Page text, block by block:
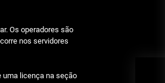
Os operadores são
nos servidores
uma licença na seção